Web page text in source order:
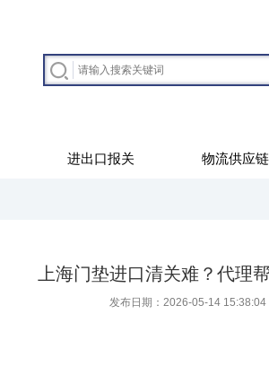
进出口报关 物流供应链
上海门垫进口清关难？代理
发布日期：2026-05-14